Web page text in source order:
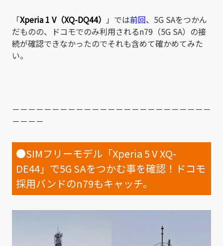
「Xperia 1 V（XQ-DQ44） 」では前回、 5G SAをつかん
だものの、ドコモでのみ利用されるn79（5G SA）の接
続が確認できなかったのでそれも含めて確かめてみた
い。
－－－－－－－－－－－－－－－－－－－－－－－－－
－－－－
●SIMフリーモデル「Xperia 5 V XQ-
DE44」で5G SAをつかむ事を確認！ドコモ
採用バンドのn79もキャッチ。